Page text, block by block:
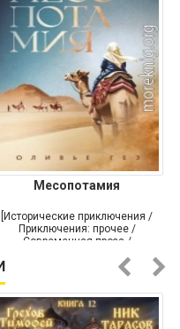
Месопотамия
[Исторические приключения /
Приключения: прочее /
Современная проза /